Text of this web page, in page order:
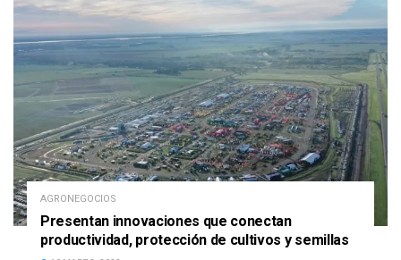
AGRONEGOCIOS
Presentan innovaciones que conectan
productividad, protección de cultivos y semillas